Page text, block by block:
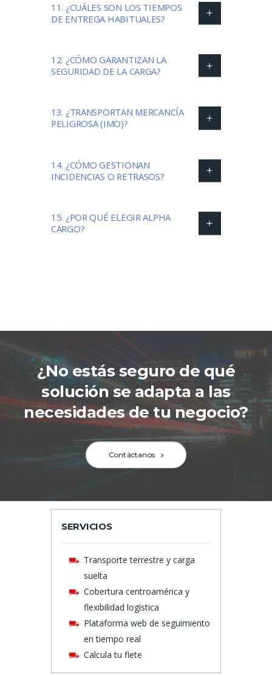
11. ¿CUÁLES SON LOS TIEMPOS
DE ENTREGA HABITUALES?
12. ¿CÓMO GARANTIZAN LA
SEGURIDAD DE LA CARGA?
13. ¿TRANSPORTAN MERCANCÍA
PELIGROSA (IMO)?
14. ¿CÓMO GESTIONAN
INCIDENCIAS O RETRASOS?
15. ¿POR QUÉ ELEGIR ALPHA
CARGO?
¿No estás seguro de qué
solución se adapta a las
necesidades de tu negocio?
Contáctanos
SERVICIOS
Transporte terrestre y carga
suelta
Cobertura centroamérica y
flexibilidad logística
Plataforma web de seguimiento
en tiempo real
Calcula tu flete